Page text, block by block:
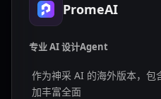
PromeAI
专业 AI 设计Agent
作为神采 AI 的海外版本，包
加丰富全面